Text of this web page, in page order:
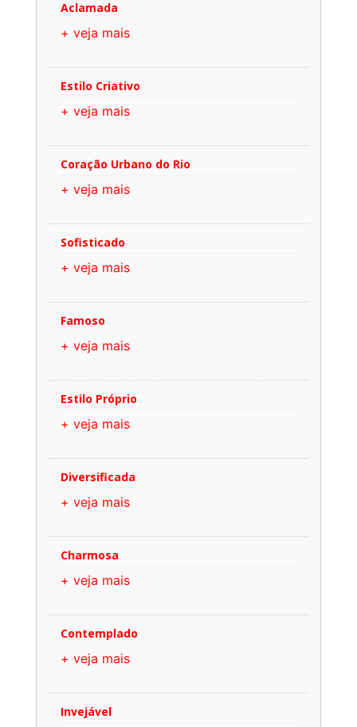
Aclamada
+ veja mais
Estilo Criativo
+ veja mais
Coração Urbano do Rio
+ veja mais
Sofisticado
+ veja mais
Famoso
+ veja mais
Estilo Próprio
+ veja mais
Diversificada
+ veja mais
Charmosa
+ veja mais
Contemplado
+ veja mais
Invejável